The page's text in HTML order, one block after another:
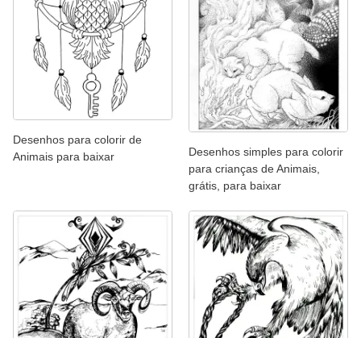
Desenhos para colorir de
Animais para baixar
Desenhos simples para colorir
para crianças de Animais,
grátis, para baixar